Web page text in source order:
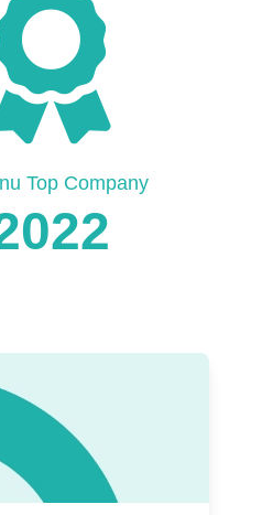
Top Company